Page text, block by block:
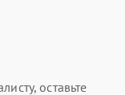
оставьте